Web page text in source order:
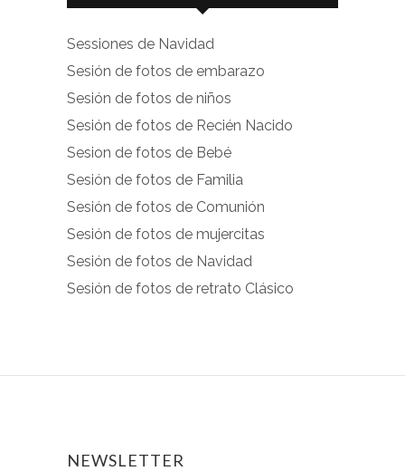
facebook.com
en
Facebook
instagram.com
en
Instagram
Sessiones de Navidad
Sesión de fotos de embarazo
Sesión de fotos de niños
Sesión de fotos de Recién Nacido
Sesion de fotos de Bebé
Sesión de fotos de Familia
Sesión de fotos de Comunión
Sesión de fotos de mujercitas
Sesión de fotos de Navidad
Sesión de fotos de retrato Clásico
NEWSLETTER